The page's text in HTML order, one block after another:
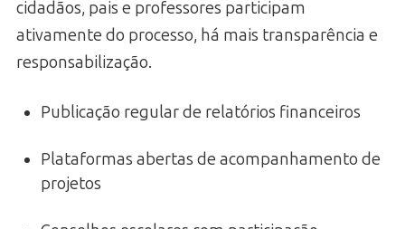
cidadãos, pais e professores participam
ativamente do processo, há mais transparência e
responsabilização.
Publicação regular de relatórios financeiros
Plataformas abertas de acompanhamento de
projetos